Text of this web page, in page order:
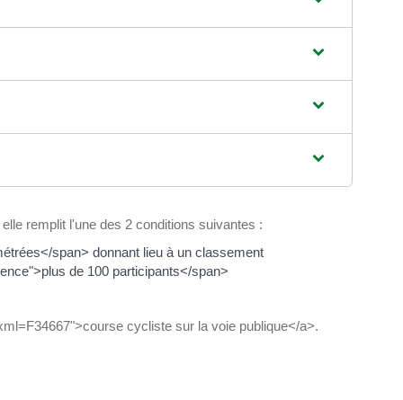
remplit l'une des 2 conditions suivantes :
span> donnant lieu à un classement
de 100 participants</span>
cycliste sur la voie publique</a>.